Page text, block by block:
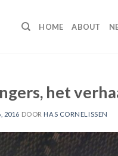
HOME ABOUT
het
2016 DOOR HAS CORNELISSEN